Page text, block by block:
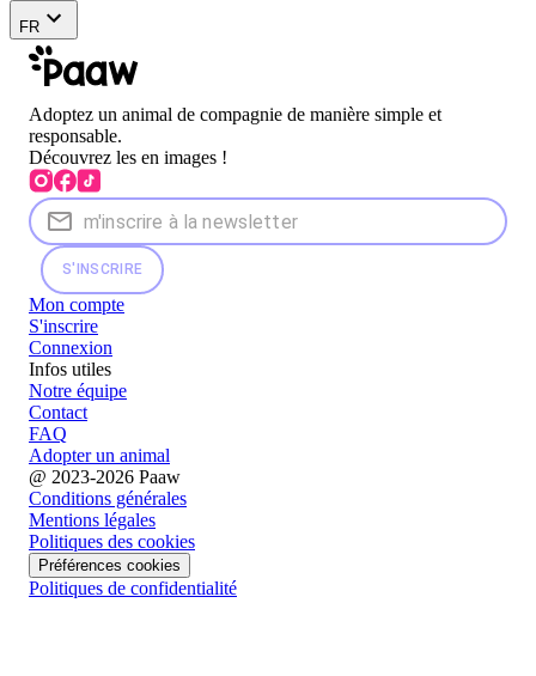
FR
Adoptez un animal de compagnie de manière simple et
responsable.
Découvrez les en images !
S'INSCRIRE
Mon compte
S'inscrire
Connexion
Infos utiles
Notre équipe
Contact
FAQ
Adopter un animal
@ 2023-2026 Paaw
Conditions générales
Mentions légales
Politiques des cookies
Préférences cookies
Politiques de confidentialité